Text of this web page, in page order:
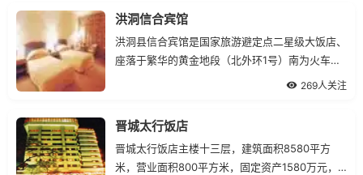
洪洞信合宾馆
洪洞县信合宾馆是国家旅游避定点二星级大饭店、
座落于繁华的黄金地段（北外环1号）南为火车站
一汽车站，东邻环境舒雅，风景优美的休闲广场和
于一体的综合性多功能场所，服务设施属全县一
流。中心拥有
269人关注
晋城太行饭店
晋城太行饭店主楼十三层，建筑面积8580平方
米，营业面积800平方米，固定资产1580万元，